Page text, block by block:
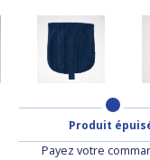
Produit
Payez votre